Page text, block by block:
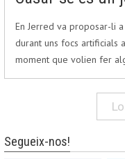
En Jerred va proposar-li
durant uns focs artificials
moment que volien fer
Segueix-nos!